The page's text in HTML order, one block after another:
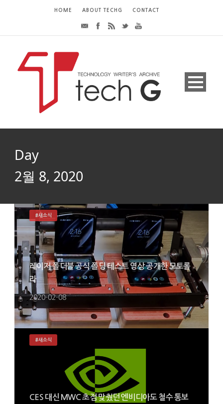
HOME ABOUT TECHG CONTACT
Day
2월 8, 2020
레이저 폴더블 공식 폴딩 테스트 영상 공개한 모토롤
라
2020-02-08
#새소식
CES 대신 MWC 초점 맞췄던 엔비디아도 철수 통보
#새소식